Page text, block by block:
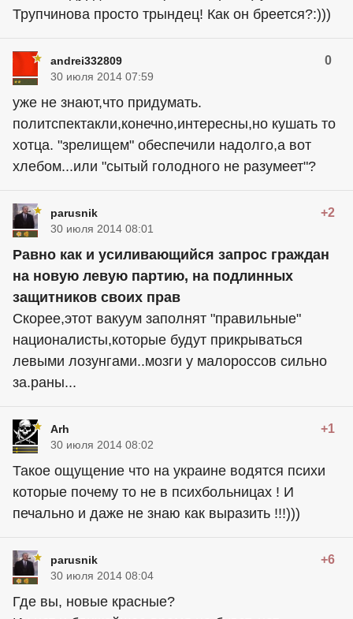
Трупчинова просто трындец! Как он бреется?:)))
andrei332809 0
30 июля 2014 07:59
уже не знают,что придумать.
политспектакли,конечно,интересны,но кушать то
хотца. "зрелищем" обеспечили надолго,а вот
хлебом...или "сытый голодного не разумеет"?
parusnik +2
30 июля 2014 08:01
Равно как и усиливающийся запрос граждан
на новую левую партию, на подлинных
защитников своих прав
Скорее,этот вакуум заполнят "правильные"
националисты,которые будут прикрываться
левыми лозунгами..мозги у малороссов сильно
за.раны...
Arh +1
30 июля 2014 08:02
Такое ощущение что на украине водятся психи
которые почему то не в психбольницах ! И
печально и даже не знаю как выразить !!!)))
parusnik +6
30 июля 2014 08:04
Где вы, новые красные?